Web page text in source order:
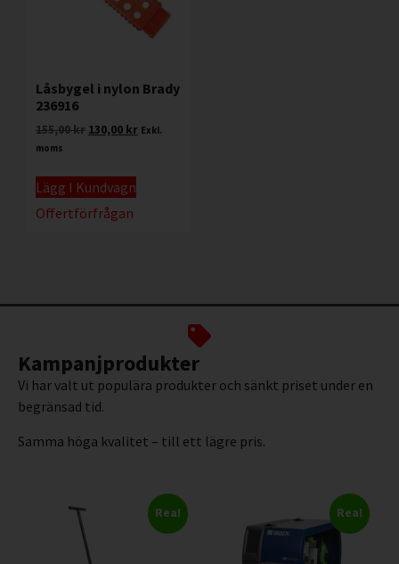
Låsbygel i nylon Brady
236916
155,00kr 130,00 kr Exkl.
moms
Lägg I Kundvagn
Offertförfrågan
Kampanjprodukter
Vi har valt ut populära produkter och sänkt priset under en
begränsad tid.
Samma höga kvalitet – till ett lägre pris.
Rea! Rea!